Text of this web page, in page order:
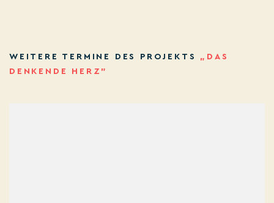
WEITERE TERMINE DES PROJEKTS „DAS
DENKENDE HERZ”